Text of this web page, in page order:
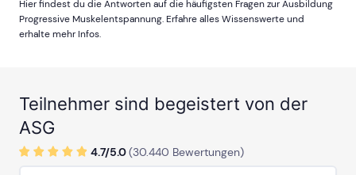
Hier findest du die Antworten auf die häufigsten Fragen zur Ausbildung
Progressive Muskelentspannung. Erfahre alles Wissenswerte und
erhalte mehr Infos.
Teilnehmer sind begeistert von der
ASG
4.7/5.0(30.440 Bewertungen)